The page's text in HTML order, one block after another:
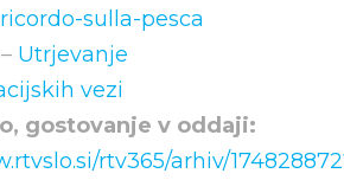
sulla-pesca
Utrjevanje
vezi
gostovanje v oddaji:
rtv365/arhiv/